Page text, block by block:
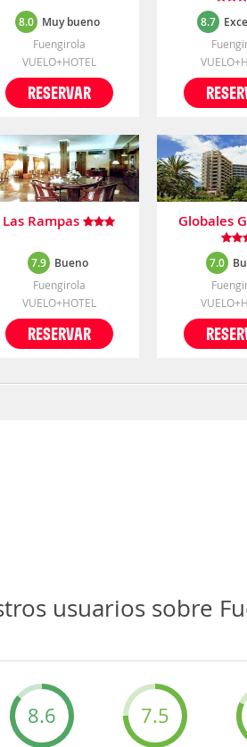
8.0 Muy bueno
Fuengirola
VUELO+HOTEL
RESERVAR
8.7
Las Rampas
7.9 Bueno
Fuengirola
VUELO+HOTEL
RESERVAR
Globales
7.0
usuarios sobre
8.6 7.5